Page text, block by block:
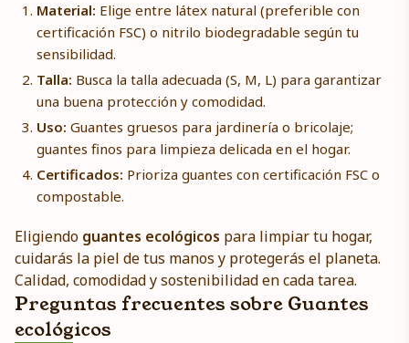
Material: Elige entre látex natural (preferible con
certificación FSC) o nitrilo biodegradable según tu
sensibilidad.
Talla: Busca la talla adecuada (S, M, L) para garantizar
una buena protección y comodidad.
Uso: Guantes gruesos para jardinería o bricolaje;
guantes finos para limpieza delicada en el hogar.
Certificados: Prioriza guantes con certificación FSC o
compostable.
Eligiendo guantes ecológicos para limpiar tu hogar,
cuidarás la piel de tus manos y protegerás el planeta.
Calidad, comodidad y sostenibilidad en cada tarea.
Preguntas frecuentes sobre Guantes
ecológicos